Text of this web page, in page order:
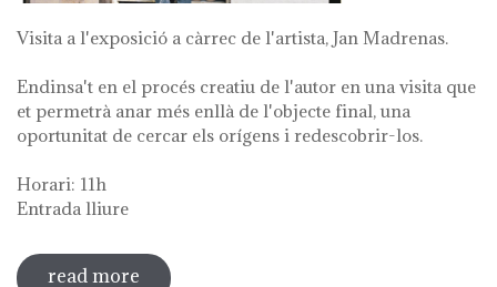
Visita a l'exposició a càrrec de l'artista, Jan Madrenas.
Endinsa't en el procés creatiu de l'autor en una visita que
et permetrà anar més enllà de l'objecte final, una
oportunitat de cercar els orígens i redescobrir-los.
Horari: 11h
Entrada lliure
read more sobre visita guiada a l'exposició 'anar a